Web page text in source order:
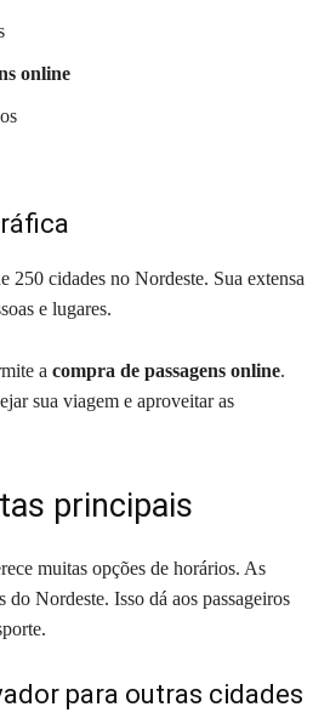
online
250 cidades no Nordeste. Sua extensa
e lugares.
a compra de passagens online.
sua viagem e aproveitar as
principais
muitas opções de horários. As
do Nordeste. Isso dá aos passageiros
para outras cidades